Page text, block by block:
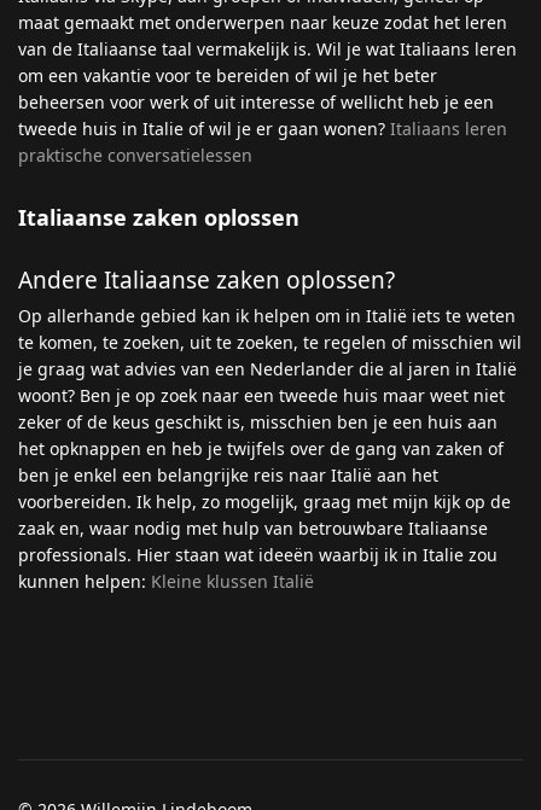
maat gemaakt met onderwerpen naar keuze zodat het leren
van de Italiaanse taal vermakelijk is. Wil je wat Italiaans leren
om een vakantie voor te bereiden of wil je het beter
beheersen voor werk of uit interesse of wellicht heb je een
tweede huis in Italie of wil je er gaan wonen? Italiaans leren
praktische conversatielessen
Italiaanse zaken oplossen
Andere Italiaanse zaken oplossen?
Op allerhande gebied kan ik helpen om in Italië iets te weten
te komen, te zoeken, uit te zoeken, te regelen of misschien wil
je graag wat advies van een Nederlander die al jaren in Italië
woont? Ben je op zoek naar een tweede huis maar weet niet
zeker of de keus geschikt is, misschien ben je een huis aan
het opknappen en heb je twijfels over de gang van zaken of
ben je enkel een belangrijke reis naar Italië aan het
voorbereiden. Ik help, zo mogelijk, graag met mijn kijk op de
zaak en, waar nodig met hulp van betrouwbare Italiaanse
professionals. Hier staan wat ideeën waarbij ik in Italie zou
kunnen helpen: Kleine klussen Italië